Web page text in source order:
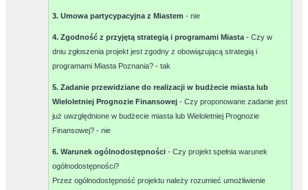
3. Umowa partycypacyjna z Miastem-nie
4. Zgodność z przyjętą strategią i programami Miasta- Czy w
dniu zgłoszenia projekt jest zgodny z obowiązującą strategią i
programami Miasta Poznania? -tak
5. Zadanie przewidziane do realizacji w budżecie miasta lub
Wieloletniej Prognozie Finansowej- Czy proponowane zadanie jest
już uwzględnione w budżecie miasta lub Wieloletniej Prognozie
Finansowej? -nie
6. Warunek ogólnodostępności- Czy projekt spełnia warunek
ogólnodostępności?
Przez ogólnodostępność projektu należy rozumieć umożliwienie